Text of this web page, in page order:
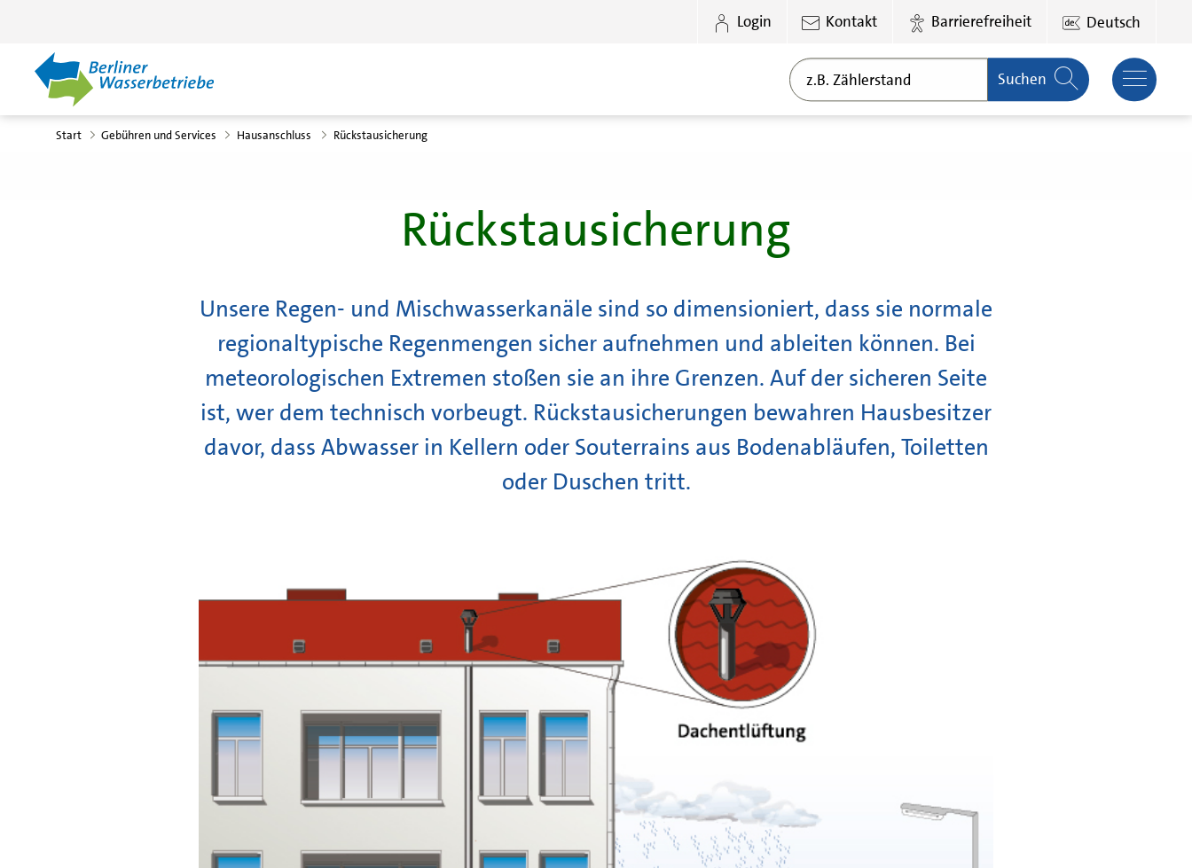
Login Kontakt Barrierefreiheit Deutsch
Suchen
Start Gebühren und Services Hausanschluss Rückstausicherung
Rückstausicherung
Unsere Regen- und Mischwasserkanäle sind so dimensioniert, dass sie normale
regionaltypische Regenmengen sicher aufnehmen und ableiten können. Bei
meteorologischen Extremen stoßen sie an ihre Grenzen. Auf der sicheren Seite
ist, wer dem technisch vorbeugt. Rückstausicherungen bewahren Hausbesitzer
davor, dass Abwasser in Kellern oder Souterrains aus Bodenabläufen, Toiletten
oder Duschen tritt.